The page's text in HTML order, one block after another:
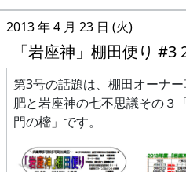
2013 年 4 月 23 日 (火)
「岩座神」棚田便り #3
第3号の話題は、棚田オーナ
肥と岩座神の七不思議その３
門の樒」です。